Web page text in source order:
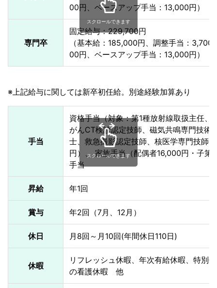
00円、ベースアップ手当：13,000円）
専門卒
固定給与：229,700円
（基本給：185,000円、調整手当：
00円、ベースアップ手当：13,000円）
スクロールできます
※上記給与に関しては新卒初任給。別途経験加算あり
手当
資格手当（対象：第1種放射線取扱主任
がんCT検診認定技師、磁気共鳴専門技術
士、救急撮影認定技師、核医学専門技師
円）、 家族手当（配偶者16,000円・子
手当
昇給 年1回
賞与 年2回（7月、12月）
休日 月8回～月10回(年間休日110日)
休暇
リフレッシュ休暇、年次有給休暇、特別
の看護休暇 他
スクロールできます